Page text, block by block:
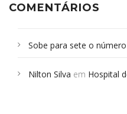
COMENTÁRIOS
Sobe para sete o
Campoformosenses que
Nilton Silva em Hospital